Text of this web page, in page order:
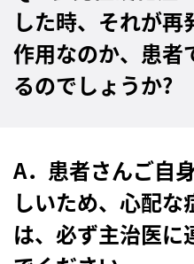
した時、それが
作用なのか、患者
るのでしょうか?
A． 患者さんご自
しいため、心配
は、必ず主治医に